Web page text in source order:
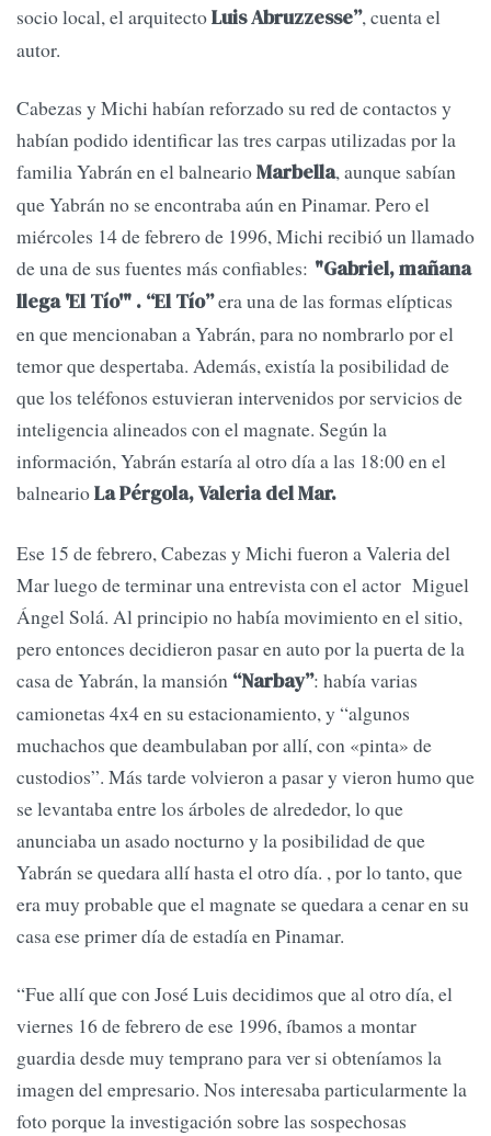
socio local, el arquitectoLuis Abruzzesse”, cuenta el
autor.
Cabezas y Michi habían reforzado su red de contactos y
habían podido identificar las tres carpas utilizadas por la
familia Yabrán en el balnearioMarbella, aunque sabían
que Yabrán no se encontraba aún en Pinamar. Pero el
miércoles 14 de febrero de 1996, Michi recibió un llamado
de una de sus fuentes más confiables: "Gabriel, mañana
llega 'El Tío'" . “El Tío”era una de las formas elípticas
en que mencionaban a Yabrán, para no nombrarlo por el
temor que despertaba. Además, existía la posibilidad de
que los teléfonos estuvieran intervenidos por servicios de
inteligencia alineados con el magnate. Según la
información, Yabrán estaría al otro día a las 18:00 en el
balnearioLa Pérgola, Valeria del Mar.
Ese 15 de febrero, Cabezas y Michi fueron a Valeria del
Mar luego de terminar una entrevista con el actor Miguel
Ángel Solá. Al principio no había movimiento en el sitio,
pero entonces decidieron pasar en auto por la puerta de la
casa de Yabrán, la mansión “Narbay”: había varias
camionetas 4x4 en su estacionamiento, y “algunos
muchachos que deambulaban por allí, con «pinta» de
custodios”. Más tarde volvieron a pasar y vieron humo que
se levantaba entre los árboles de alrededor, lo que
anunciaba un asado nocturno y la posibilidad de que
Yabrán se quedara allí hasta el otro día. , por lo tanto, que
era muy probable que el magnate se quedara a cenar en su
casa ese primer día de estadía en Pinamar.
“Fue allí que con José Luis decidimos que al otro día, el
viernes 16 de febrero de ese 1996, íbamos a montar
guardia desde muy temprano para ver si obteníamos la
imagen del empresario. Nos interesaba particular­mente la
foto porque la investigación sobre las sospechosas